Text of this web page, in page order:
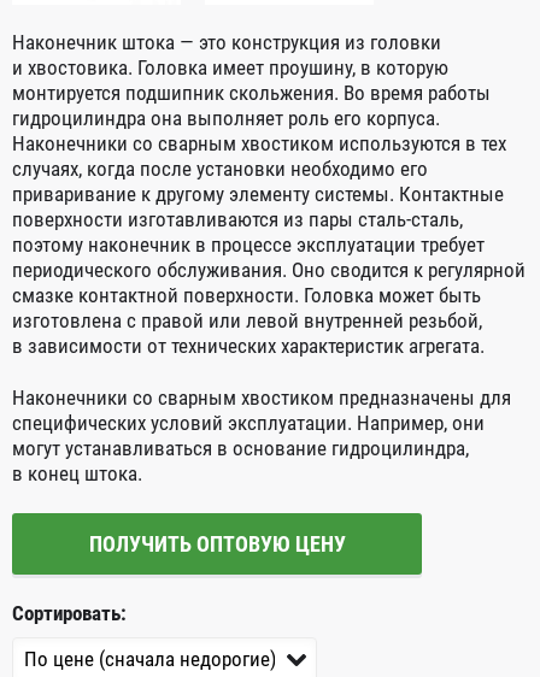
Наконечник штока — это конструкция из головки
и хвостовика. Головка имеет проушину, в которую
монтируется подшипник скольжения. Во время работы
гидроцилиндра она выполняет роль его корпуса.
Наконечники со сварным хвостиком используются в тех
случаях, когда после установки необходимо его
приваривание к другому элементу системы. Контактные
поверхности изготавливаются из пары сталь-сталь,
поэтому наконечник в процессе эксплуатации требует
периодического обслуживания. Оно сводится к регулярной
смазке контактной поверхности. Головка может быть
изготовлена с правой или левой внутренней резьбой,
в зависимости от технических характеристик агрегата.
Наконечники со сварным хвостиком предназначены для
специфических условий эксплуатации. Например, они
могут устанавливаться в основание гидроцилиндра,
в конец штока.
ПОЛУЧИТЬ ОПТОВУЮ ЦЕНУ
Сортировать: